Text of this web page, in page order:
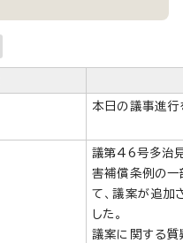
本日の議事進行
議第46号多治
害補償条例の
て、議案が追加
した。
議案に関する質